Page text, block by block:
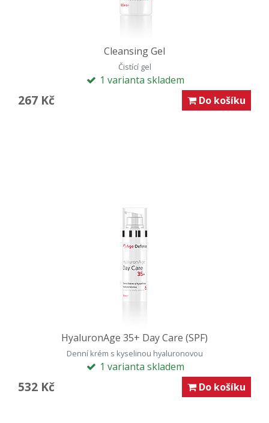
Cleansing Gel
Čistící gel
1 varianta skladem
267 Kč Do košíku
HyaluronAge 35+ Day Care (SPF)
Denní krém s kyselinou hyaluronovou
1 varianta skladem
532 Kč Do košíku